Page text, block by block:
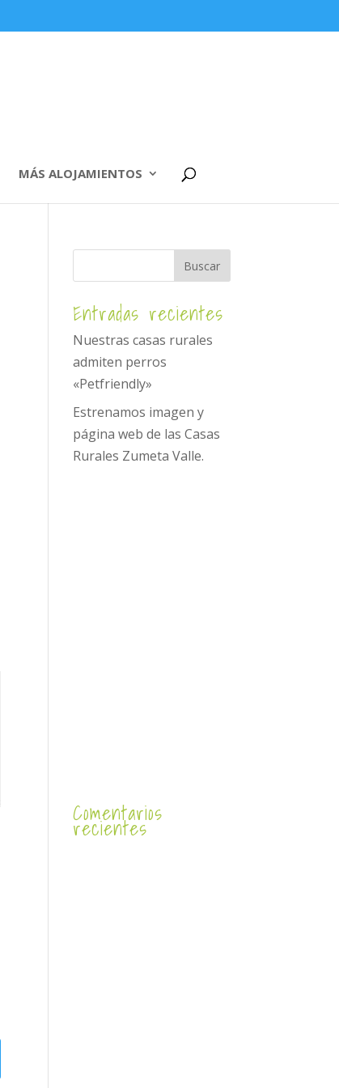
MÁS ALOJAMIENTOS
Entradas recientes
Nuestras casas rurales
admiten perros
«Petfriendly»
Estrenamos imagen y
página web de las Casas
Rurales Zumeta Valle.
Comentarios
recientes